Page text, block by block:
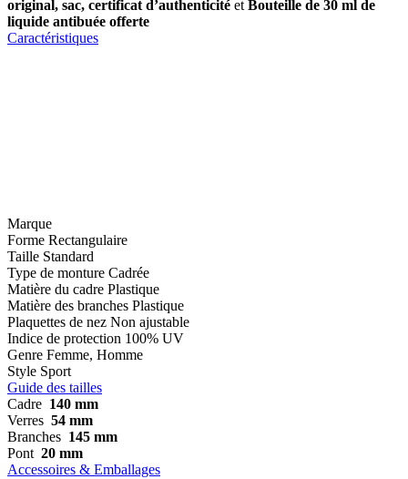
original, sac, certificat d’authenticité et Bouteille de 30 ml de
liquide antibuée offerte
Caractéristiques
Marque
Forme Rectangulaire
Taille Standard
Type de monture Cadrée
Matière du cadre Plastique
Matière des branches Plastique
Plaquettes de nez Non ajustable
Indice de protection 100% UV
Genre Femme, Homme
Style Sport
Guide des tailles
Cadre 140 mm
Verres 54 mm
Branches 145 mm
Pont 20 mm
Accessoires & Emballages